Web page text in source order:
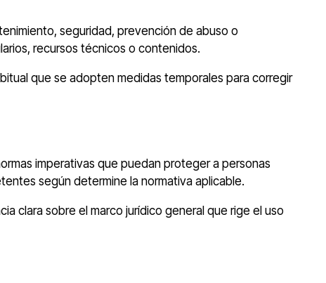
seguridad, prevención de abuso o
recursos técnicos o contenidos.
que se adopten medidas temporales para corregir
imperativas que puedan proteger a personas
según determine la normativa aplicable.
clara sobre el marco jurídico general que rige el uso